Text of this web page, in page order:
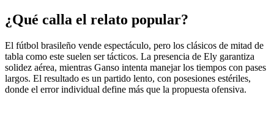
¿Qué calla el relato popular?
El fútbol brasileño vende espectáculo, pero los clásicos de mitad de
tabla como este suelen ser tácticos. La presencia de Ely garantiza
solidez aérea, mientras Ganso intenta manejar los tiempos con pases
largos. El resultado es un partido lento, con posesiones estériles,
donde el error individual define más que la propuesta ofensiva.